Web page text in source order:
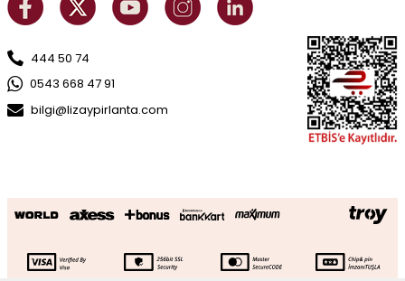
444 50 74
0543 668 47 91
bilgi@lizaypirlanta.com